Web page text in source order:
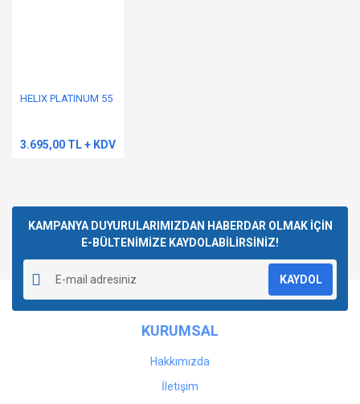
HELIX PLATINUM 55
3.695,00 TL + KDV
KAMPANYA DUYURULARIMIZDAN HABERDAR OLMAK İÇİN
E-BÜLTENİMİZE KAYDOLABİLİRSİNİZ!
KAYDOL
KURUMSAL
Hakkımızda
İletişim